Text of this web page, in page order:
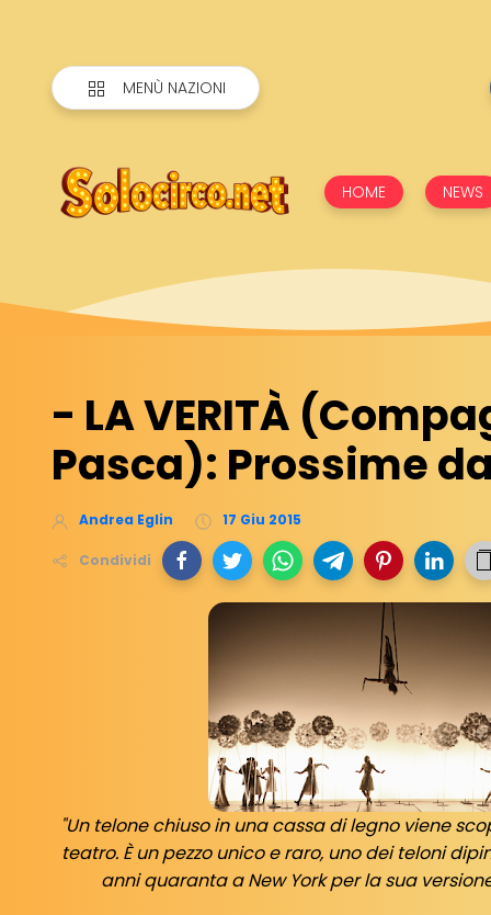
MENÙ NAZIONI
HOME NEWS
- LA VERITÀ
Pasca): Prossime
Andrea Eglin 17 Giu 2015
Condividi
"Un telone chiuso in una cassa di legno viene
teatro. È un pezzo unico e raro, uno dei teloni
anni quaranta a New York per la sua